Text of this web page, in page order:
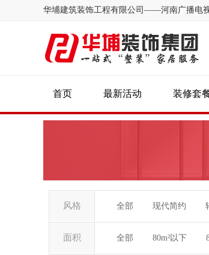
华埔建筑装饰工程有限公司——河南广播电
首页 最新活动 装修套
风格 全部 现代简约
面积 全部 80m²以下